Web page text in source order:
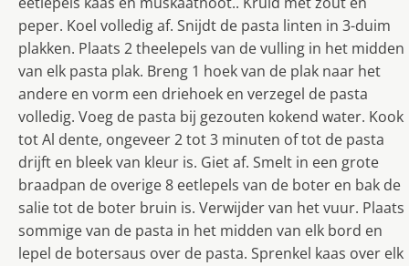
peper. Koel volledig af. Snijdt de pasta linten in 3-duim
plakken. Plaats 2 theelepels van de vulling in het midden
van elk pasta plak. Breng 1 hoek van de plak naar het
andere en vorm een driehoek en verzegel de pasta
volledig. Voeg de pasta bij gezouten kokend water. Kook
tot Al dente, ongeveer 2 tot 3 minuten of tot de pasta
drijft en bleek van kleur is. Giet af. Smelt in een grote
braadpan de overige 8 eetlepels van de boter en bak de
salie tot de boter bruin is. Verwijder van het vuur. Plaats
sommige van de pasta in het midden van elk bord en
lepel de botersaus over de pasta. Sprenkel kaas over elk